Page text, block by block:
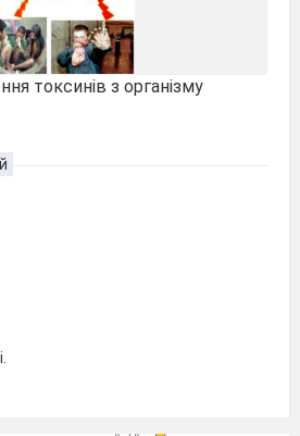
токсинів з організму